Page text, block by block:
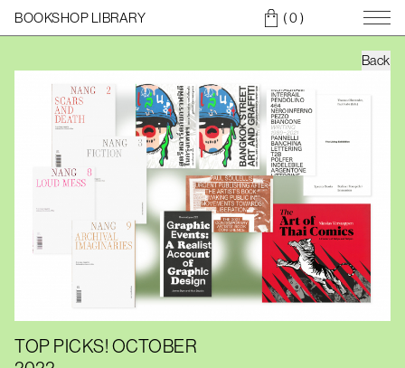
BOOKSHOP LIBRARY ( 0)
Back
TOP PICKS! OCTOBER